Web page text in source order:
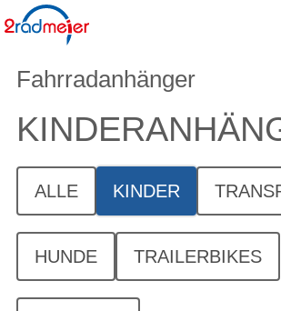
Fahrradanhänger
ALLE KINDER
HUNDE TRAILERBIKES